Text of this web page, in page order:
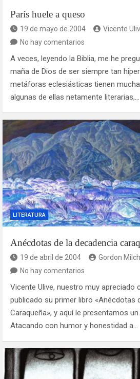
París huele a queso
19 de mayo de 2004
Vicente
No hay comentarios
A veces, leyendo la Biblia, me he
maña de Dios de ser siempre tan
metáforas eclesiásticas tienen
algunas de ellas netamente literarias,…
LITERATURA
Anécdotas de la decadencia
19 de abril de 2004
Gordon
No hay comentarios
Vicente Ulive, nuestro muy apreciado
publicado su primer libro «Anécdotas
Caraqueña», y aquí le presentamos
Atacando con humor y honestidad a…